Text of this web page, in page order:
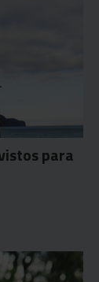
para